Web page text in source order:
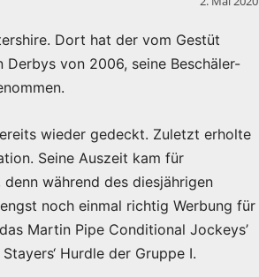
Dort hat der vom Gestüt
von 2006, seine Beschäler-
wieder gedeckt. Zuletzt erholte
Seine Auszeit kam für
während des diesjährigen
noch einmal richtig Werbung für
Martin Pipe Conditional Jockeys’
Hurdle der Gruppe I.